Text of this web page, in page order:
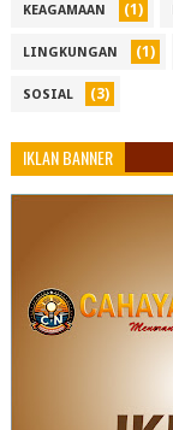
KEAGAMAAN (1)
LINGKUNGAN (1)
SOSIAL (3)
IKLAN BANNER